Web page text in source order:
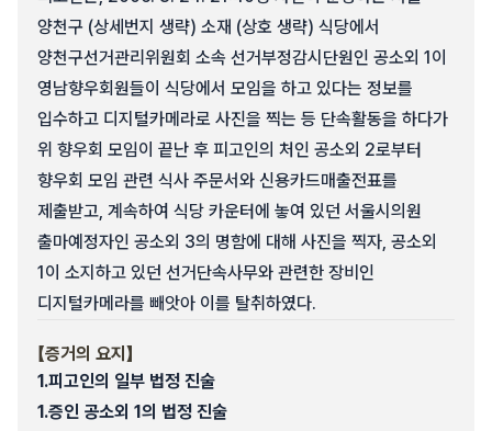
양천구 (상세번지 생략) 소재 (상호 생략) 식당에서
양천구선거관리위원회 소속 선거부정감시단원인 공소외 1이
영남향우회원들이 식당에서 모임을 하고 있다는 정보를
입수하고 디지털카메라로 사진을 찍는 등 단속활동을 하다가
위 향우회 모임이 끝난 후 피고인의 처인 공소외 2로부터
향우회 모임 관련 식사 주문서와 신용카드매출전표를
제출받고, 계속하여 식당 카운터에 놓여 있던 서울시의원
출마예정자인 공소외 3의 명함에 대해 사진을 찍자, 공소외
1이 소지하고 있던 선거단속사무와 관련한 장비인
디지털카메라를 빼앗아 이를 탈취하였다.
【증거의 요지】
1.피고인의 일부 법정 진술
1.증인 공소외 1의 법정 진술